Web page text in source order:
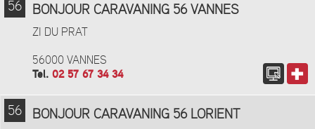
56 BONJOUR CARAVANING 56 VANNES
ZI DU PRAT
56000 VANNES
Tel. 02 57 67 34 34
56 BONJOUR CARAVANING 56 LORIENT